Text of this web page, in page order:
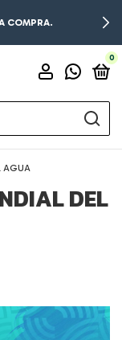
COMPRA.
0
AGUA
DEL